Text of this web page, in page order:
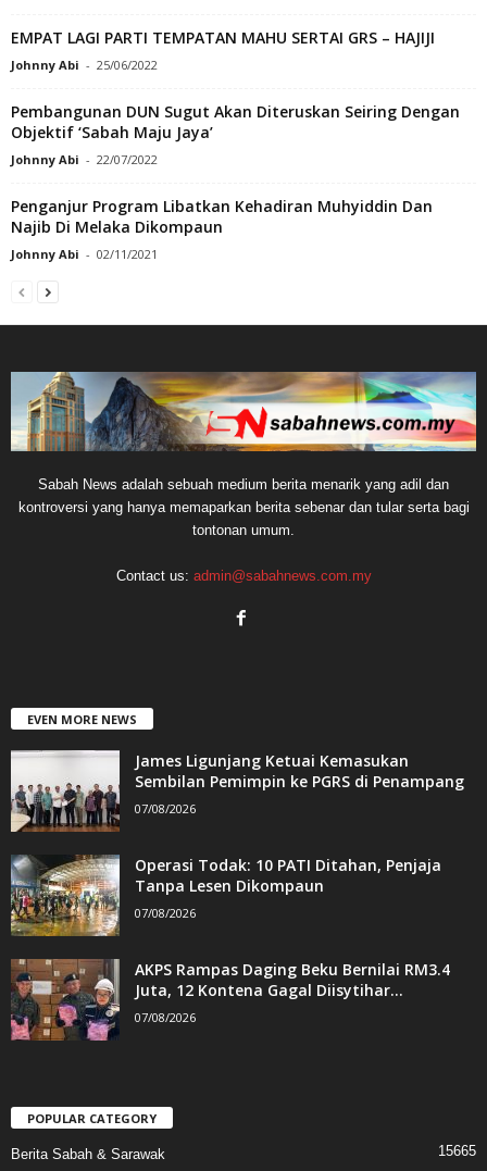
EMPAT LAGI PARTI TEMPATAN MAHU SERTAI GRS – HAJIJI
Johnny Abi - 25/06/2022
Pembangunan DUN Sugut Akan Diteruskan Seiring Dengan
Objektif ‘Sabah Maju Jaya’
Johnny Abi - 22/07/2022
Penganjur Program Libatkan Kehadiran Muhyiddin Dan
Najib Di Melaka Dikompaun
Johnny Abi - 02/11/2021
Sabah News adalah sebuah medium berita menarik yang adil dan
kontroversi yang hanya memaparkan berita sebenar dan tular serta bagi
tontonan umum.
Contact us: admin@sabahnews.com.my
EVEN MORE NEWS
James Ligunjang Ketuai Kemasukan
Sembilan Pemimpin ke PGRS di Penampang
07/08/2026
Operasi Todak: 10 PATI Ditahan, Penjaja
Tanpa Lesen Dikompaun
07/08/2026
AKPS Rampas Daging Beku Bernilai RM3.4
Juta, 12 Kontena Gagal Diisytihar...
07/08/2026
POPULAR CATEGORY
Berita Sabah & Sarawak 15665